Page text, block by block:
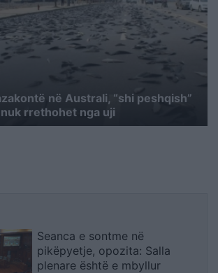
në Australi, “shi peshqish”
rrethohet nga uji
Seanca e sontme në
pikëpyetje, opozita: Salla
plenare është e mbyllur